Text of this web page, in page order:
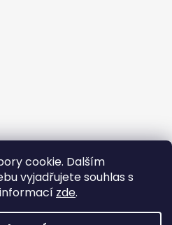
cookie. Dalším
vyjadřujete souhlas s
zde.